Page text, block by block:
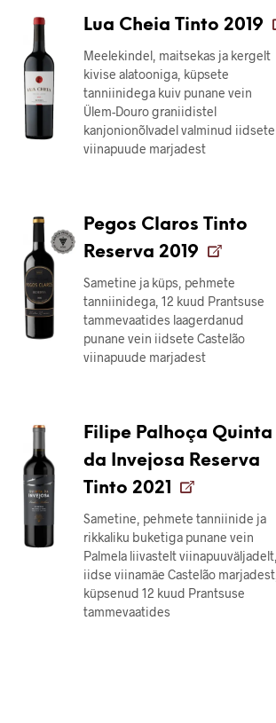
Lua Cheia Tinto 2019
Meelekindel, maitsekas ja kergelt
kivise alatooniga, küpsete
tanniinidega kuiv punane vein
Ülem-Douro graniidistel
kanjonionõlvadel valminud iidsete
viinapuude marjadest
Pegos Claros Tinto
Reserva 2019
Sametine ja küps, pehmete
tanniinidega, 12 kuud Prantsuse
tammevaatides laagerdanud
punane vein iidsete Castelão
viinapuude marjadest
Filipe Palhoça Quinta
da Invejosa Reserva
Tinto 2021
Sametine, pehmete tanniinide ja
rikkaliku buketiga punane vein
Palmela liivastelt viinapuuväljadelt,
iidse viinamäe Castelão marjadest,
küpsenud 12 kuud Prantsuse
tammevaatides